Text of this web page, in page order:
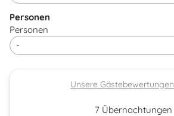
Personen
Personen
Unsere Gästebewertungen
7 Übernachtungen